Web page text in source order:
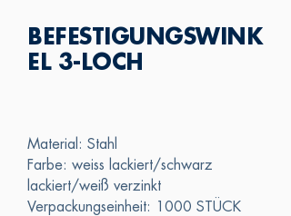
BEFESTIGUNGSWINK
EL 3-LOCH
Material: Stahl
Farbe: weiss lackiert/schwarz
lackiert/weiß verzinkt
Verpackungseinheit: 1000 STÜCK